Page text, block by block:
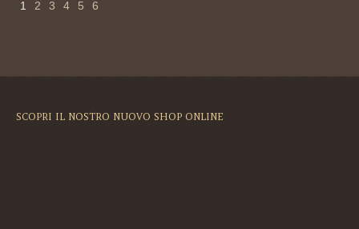
1 2 3 4 5 6
SCOPRI IL NOSTRO NUOVO SHOP ONLINE